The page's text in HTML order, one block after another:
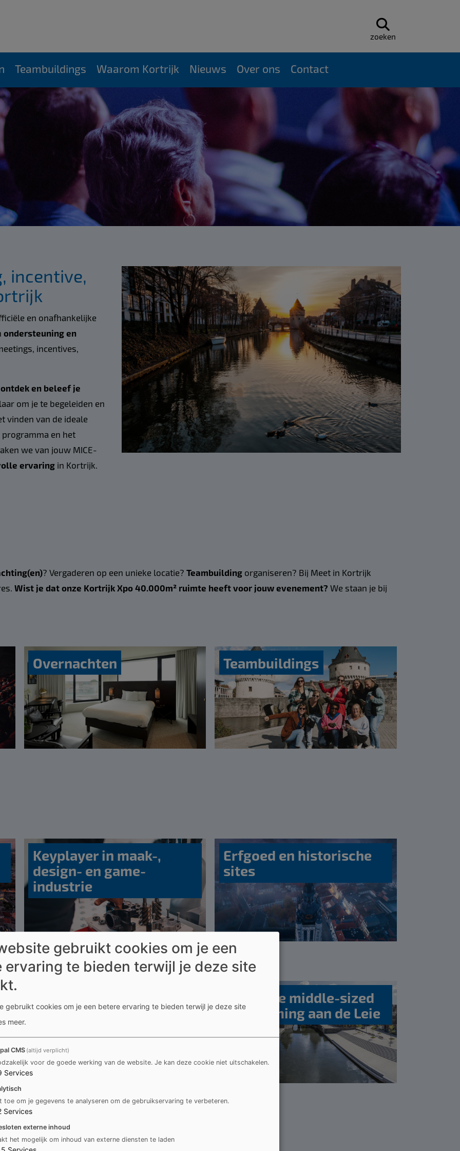
zoeken
Teambuildings Waarom Kortrijk Nieuws Over ons Contact
incentive,
en onafhankelijke
ondersteuning en
incentives,
en beleef je
om je te begeleiden en
vinden van de ideale
en het
we van jouw MICE-
ervaringin Kortrijk.
? Vergaderen op een unieke locatie? Teambuilding organiseren? Bij Meet in Kortrijk
Wist je dat onze Kortrijk Xpo 40.000m² ruimte heeft voor jouw evenement?We staan je bij
Overnachten Teambuildings
Keyplayer in maak-,
design- en game-
industrie
Erfgoed en historische
sites
Creatieve middle-sized
bestemming aan de Leie
verder voor jou
gebruikt cookies om je een
ervaring te bieden terwijl je deze site
gebruikt cookies om je een betere ervaring te bieden terwijl je deze site
meer.
CMS (altijd verplicht)
voor de goede werking van de website. Je kan deze cookie niet uitschakelen.
Services
toe om je gegevens te analyseren om de gebruikservaring te verbeteren.
Services
externe inhoud
het mogelijk om inhoud van externe diensten te laden